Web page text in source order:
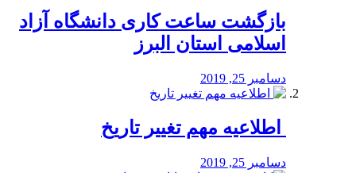
بازگشت ساعت کاری دانشگاه آزاد
اسلامی استان البرز
دسامبر 25, 2019
️ اطلاعیه مهم تغییر تاریخ
دسامبر 25, 2019